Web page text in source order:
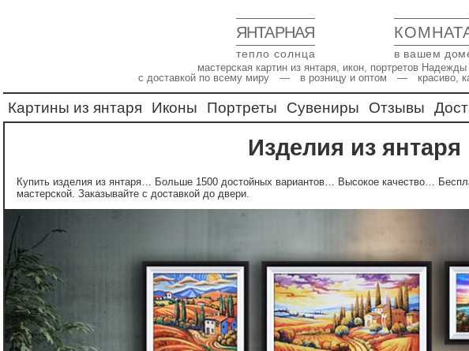
ЯНТАРНАЯ
тепло солнца в вашем
мастерская картин из янтаря, икон, портретов
с доставкой по всему миру — в розницу и оптом — красиво,
Картины из янтаря Иконы Портреты Сувениры Отзывы
Изделия из янтаря
Купить изделия из янтаря… Больше 1500 достойных вариантов… Высокое качество…
мастерской. Заказывайте с доставкой до двери.